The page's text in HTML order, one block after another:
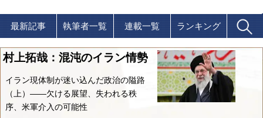
最新記事 執筆者一覧 連載一覧 ランキング
村上拓哉：混沌のイラン情勢
イラン現体制が迷い込んだ政治の隘路
（上）――欠ける展望、失われる秩
序、米軍介入の可能性